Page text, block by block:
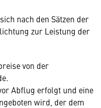
nach den Sätzen der
zur Leistung der
von der
Abflug erfolgt und eine
wird, der dem